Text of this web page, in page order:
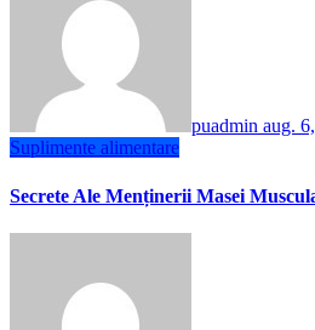
puadmin aug.
Suplimente alimentare
Secrete Ale Menținerii Masei